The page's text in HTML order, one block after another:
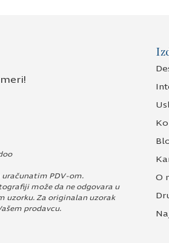
uračunatim PDV-om.
može da ne odgovara u
uzorku. Za originalan uzorak
prodavcu.
O